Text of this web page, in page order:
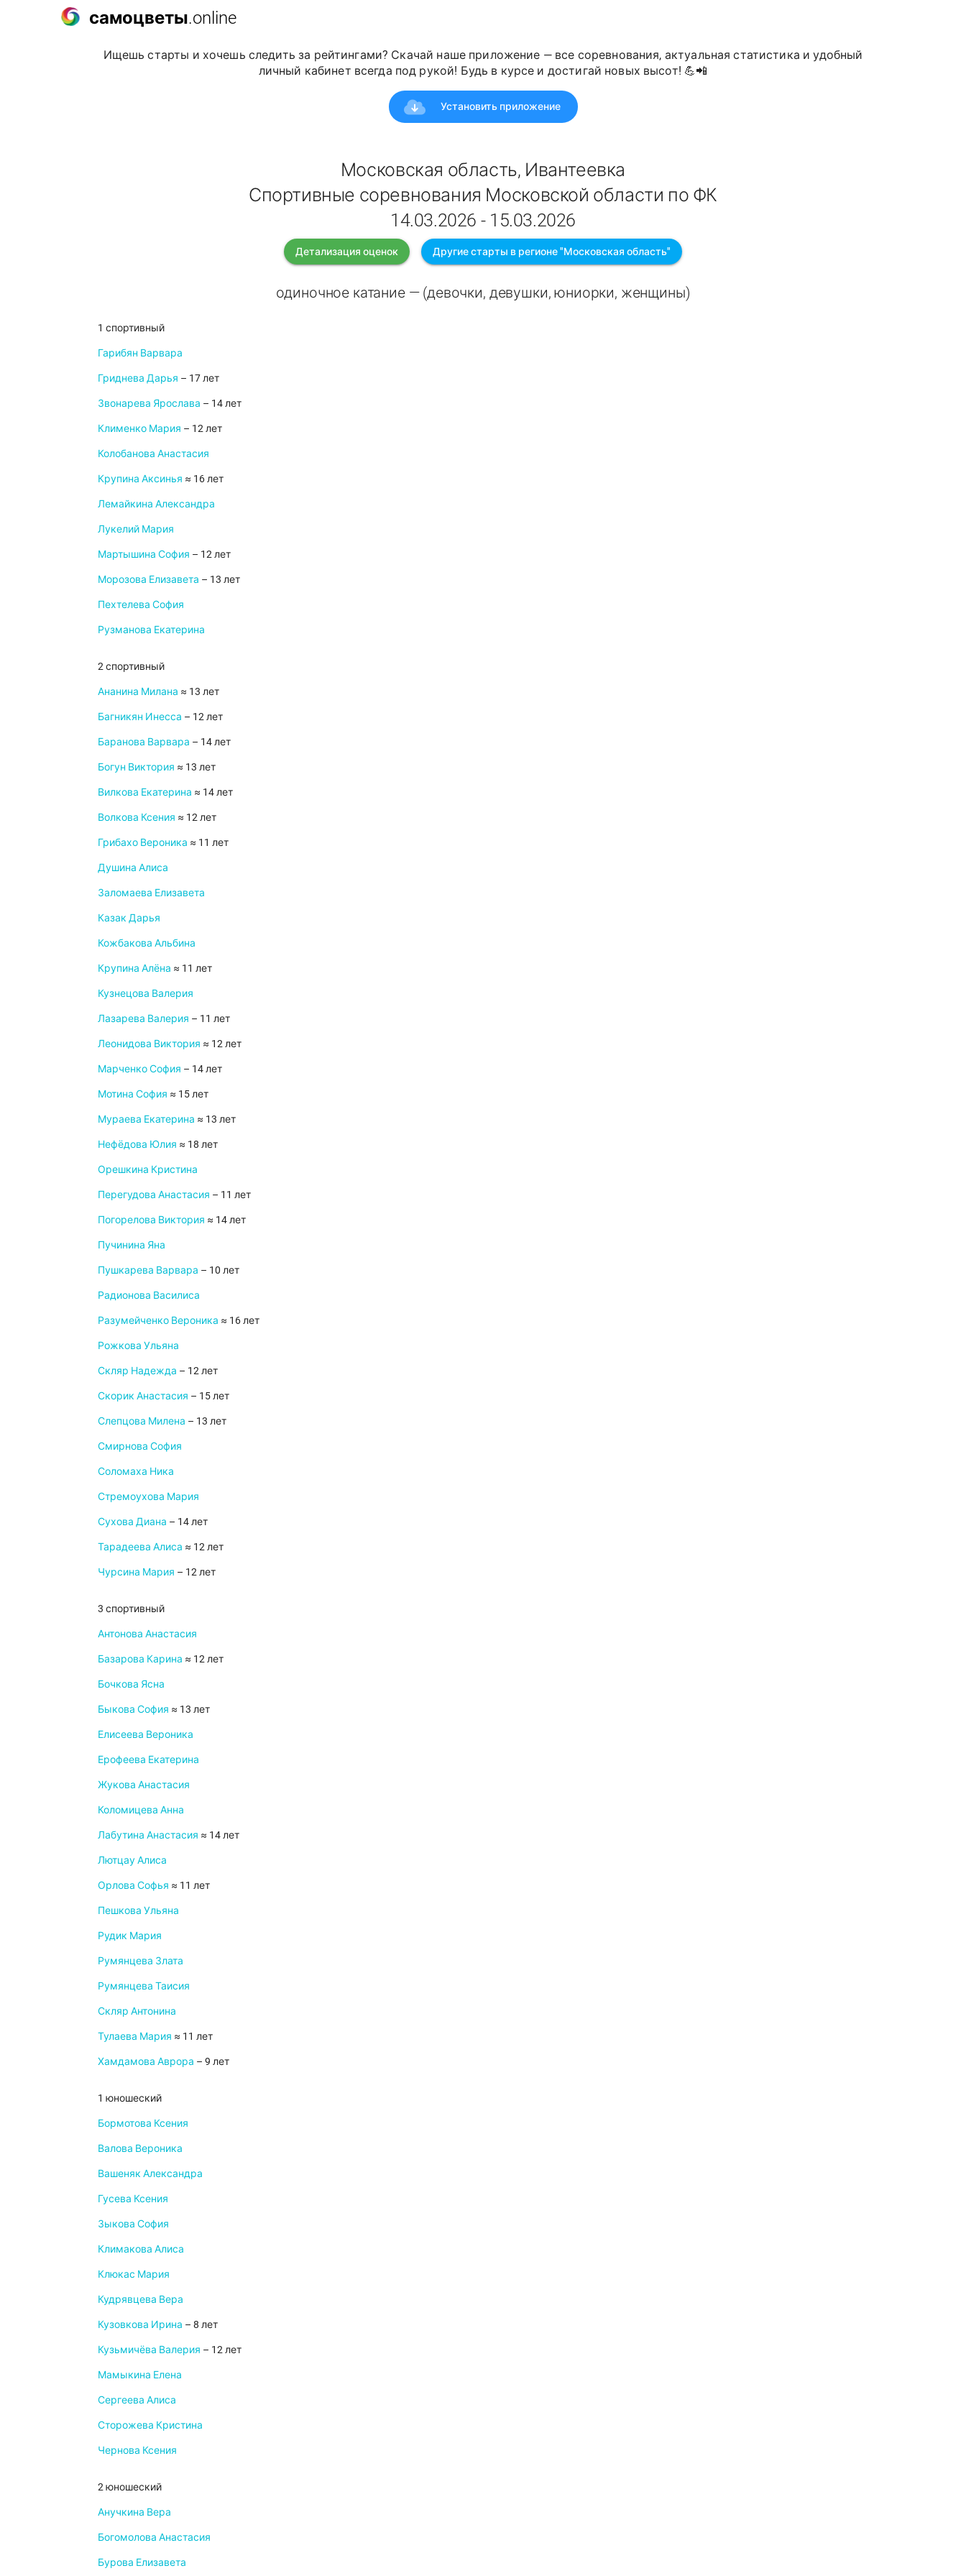
самоцветы.online
Ищешь старты и хочешь следить за рейтингами? Скачай наше приложение — все соревнования, актуальная статистика и удобный
личный кабинет всегда под рукой! Будь в курсе и достигай новых высот! 💪📲
Установить приложение
Московская область, Ивантеевка
Спортивные соревнования Московской области по ФК
14.03.2026 - 15.03.2026
Детализация оценок Другие старты в регионе "Московская область"
одиночное катание — (девочки, девушки, юниорки, женщины)
1 спортивный
Гарибян Варвара
Гриднева Дарья – 17 лет
Звонарева Ярослава – 14 лет
Клименко Мария – 12 лет
Колобанова Анастасия
Крупина Аксинья ≈ 16 лет
Лемайкина Александра
Лукелий Мария
Мартышина София – 12 лет
Морозова Елизавета – 13 лет
Пехтелева София
Рузманова Екатерина
2 спортивный
Ананина Милана ≈ 13 лет
Багникян Инесса – 12 лет
Баранова Варвара – 14 лет
Богун Виктория ≈ 13 лет
Вилкова Екатерина ≈ 14 лет
Волкова Ксения ≈ 12 лет
Грибахо Вероника ≈ 11 лет
Душина Алиса
Заломаева Елизавета
Казак Дарья
Кожбакова Альбина
Крупина Алёна ≈ 11 лет
Кузнецова Валерия
Лазарева Валерия – 11 лет
Леонидова Виктория ≈ 12 лет
Марченко София – 14 лет
Мотина София ≈ 15 лет
Мураева Екатерина ≈ 13 лет
Нефёдова Юлия ≈ 18 лет
Орешкина Кристина
Перегудова Анастасия – 11 лет
Погорелова Виктория ≈ 14 лет
Пучинина Яна
Пушкарева Варвара – 10 лет
Радионова Василиса
Разумейченко Вероника ≈ 16 лет
Рожкова Ульяна
Скляр Надежда – 12 лет
Скорик Анастасия – 15 лет
Слепцова Милена – 13 лет
Смирнова София
Соломаха Ника
Стремоухова Мария
Сухова Диана – 14 лет
Тарадеева Алиса ≈ 12 лет
Чурсина Мария – 12 лет
3 спортивный
Антонова Анастасия
Базарова Карина ≈ 12 лет
Бочкова Ясна
Быкова София ≈ 13 лет
Елисеева Вероника
Ерофеева Екатерина
Жукова Анастасия
Коломицева Анна
Лабутина Анастасия ≈ 14 лет
Лютцау Алиса
Орлова Софья ≈ 11 лет
Пешкова Ульяна
Рудик Мария
Румянцева Злата
Румянцева Таисия
Скляр Антонина
Тулаева Мария ≈ 11 лет
Хамдамова Аврора – 9 лет
1 юношеский
Бормотова Ксения
Валова Вероника
Вашеняк Александра
Гусева Ксения
Зыкова София
Климакова Алиса
Клюкас Мария
Кудрявцева Вера
Кузовкова Ирина – 8 лет
Кузьмичёва Валерия – 12 лет
Мамыкина Елена
Сергеева Алиса
Сторожева Кристина
Чернова Ксения
2 юношеский
Анучкина Вера
Богомолова Анастасия
Бурова Елизавета